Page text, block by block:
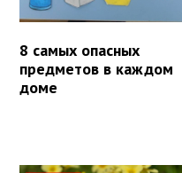
8 самых опасных
предметов в каждом
доме